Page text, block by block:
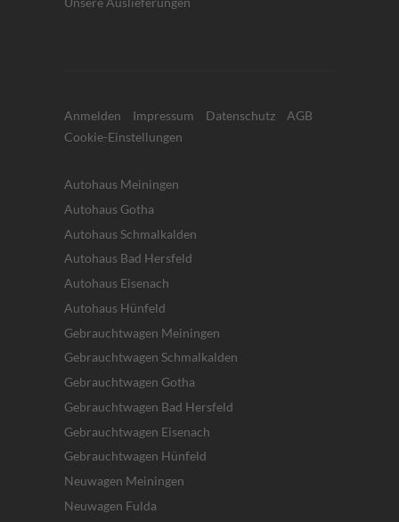
Anmelden Impressum Datenschutz
AGB
Cookie-Einstellungen
Autohaus Meiningen
Autohaus Gotha
Autohaus Schmalkalden
Autohaus Bad Hersfeld
Autohaus Eisenach
Autohaus Hünfeld
Gebrauchtwagen Meiningen
Gebrauchtwagen Schmalkalden
Gebrauchtwagen Gotha
Gebrauchtwagen Bad Hersfeld
Gebrauchtwagen Eisenach
Gebrauchtwagen Hünfeld
Neuwagen Meiningen
Neuwagen Fulda